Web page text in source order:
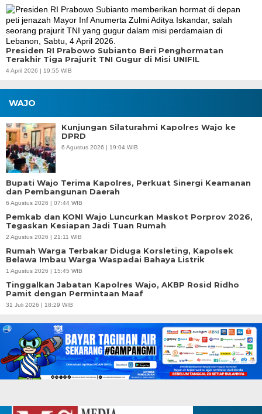
Presiden RI Prabowo Subianto Beri Penghormatan
Terakhir Tiga Prajurit TNI Gugur di Misi UNIFIL
4 April 2026 | 19:55 WIB
WAJO
Kunjungan Silaturahmi Kapolres Wajo ke
DPRD
6 Agustus 2026 | 19:04 WIB
Bupati Wajo Terima Kapolres, Perkuat Sinergi Keamanan
dan Pembangunan Daerah
6 Agustus 2026 | 07:44 WIB
Pemkab dan KONI Wajo Luncurkan Maskot Porprov 2026,
Tegaskan Kesiapan Jadi Tuan Rumah
2 Agustus 2026 | 21:11 WIB
Rumah Warga Terbakar Diduga Korsleting, Kapolsek
Belawa Imbau Warga Waspadai Bahaya Listrik
1 Agustus 2026 | 15:45 WIB
Tinggalkan Jabatan Kapolres Wajo, AKBP Rosid Ridho
Pamit dengan Permintaan Maaf
31 Juli 2026 | 18:29 WIB